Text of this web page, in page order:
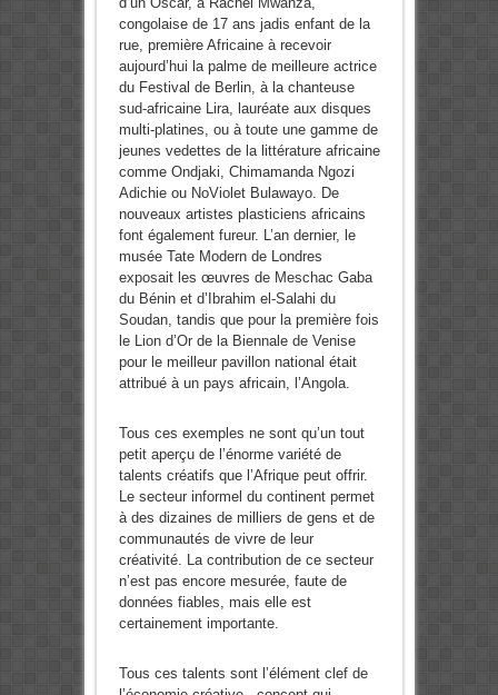
congolaise de 17 ans jadis enfant de la
rue, première Africaine à recevoir
aujourd’hui la palme de meilleure actrice
du Festival de Berlin, à la chanteuse
sud-africaine Lira, lauréate aux disques
multi-platines, ou à toute une gamme de
jeunes vedettes de la littérature africaine
comme Ondjaki, Chimamanda Ngozi
Adichie ou NoViolet Bulawayo. De
nouveaux artistes plasticiens africains
font également fureur. L’an dernier, le
musée Tate Modern de Londres
exposait les œuvres de Meschac Gaba
du Bénin et d’Ibrahim el-Salahi du
Soudan, tandis que pour la première fois
le Lion d’Or de la Biennale de Venise
pour le meilleur pavillon national était
attribué à un pays africain, l’Angola.
Tous ces exemples ne sont qu’un tout
petit aperçu de l’énorme variété de
talents créatifs que l’Afrique peut offrir.
Le secteur informel du continent permet
à des dizaines de milliers de gens et de
communautés de vivre de leur
créativité. La contribution de ce secteur
n’est pas encore mesurée, faute de
données fiables, mais elle est
certainement importante.
Tous ces talents sont l’élément clef de